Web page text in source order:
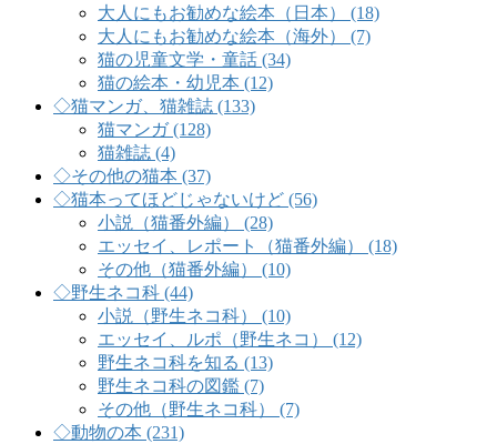
大人にもお勧めな絵本（日本） (18)
大人にもお勧めな絵本（海外） (7)
猫の児童文学・童話 (34)
猫の絵本・幼児本 (12)
◇猫マンガ、猫雑誌 (133)
猫マンガ (128)
猫雑誌 (4)
◇その他の猫本 (37)
◇猫本ってほどじゃないけど (56)
小説（猫番外編） (28)
エッセイ、レポート（猫番外編） (18)
その他（猫番外編） (10)
◇野生ネコ科 (44)
小説（野生ネコ科） (10)
エッセイ、ルポ（野生ネコ） (12)
野生ネコ科を知る (13)
野生ネコ科の図鑑 (7)
その他（野生ネコ科） (7)
◇動物の本 (231)